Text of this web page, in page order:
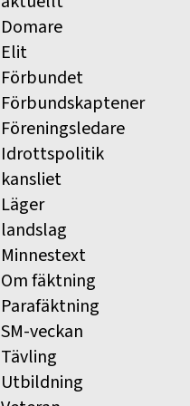
Domare
Elit
Förbundet
Förbundskaptener
Föreningsledare
Idrottspolitik
kansliet
Läger
landslag
Minnestext
Om fäktning
Parafäktning
SM-veckan
Tävling
Utbildning